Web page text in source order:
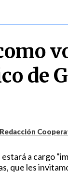
de
Redacción
a cargo
que les